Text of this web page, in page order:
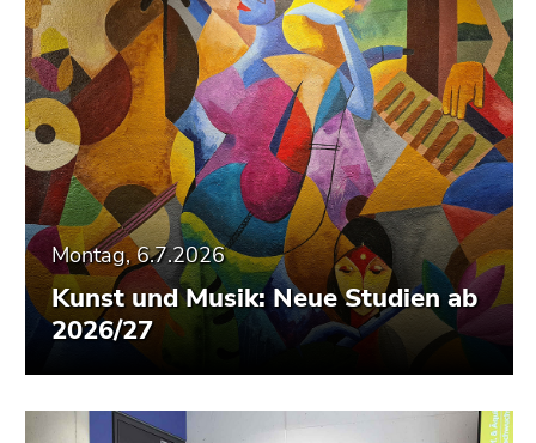
Montag, 6.7.2026
Kunst und Musik: Neue Studien ab
2026/27